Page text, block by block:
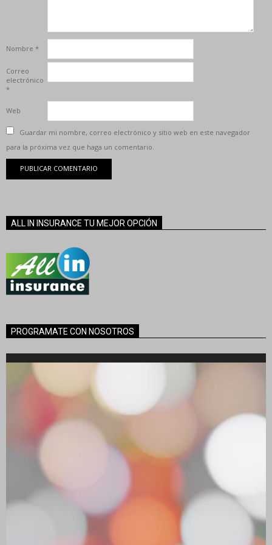
Nombre *
Correo
electrónico
*
Web
Guardar mi nombre, correo electrónico y sitio web en este navegador
para la próxima vez que haga un comentario.
ALL IN INSURANCE TU MEJOR OPCIÓN
PROGRAMATE CON NOSOTROS